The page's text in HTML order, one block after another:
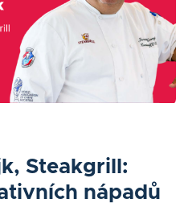
Steakgrill:
nápadů